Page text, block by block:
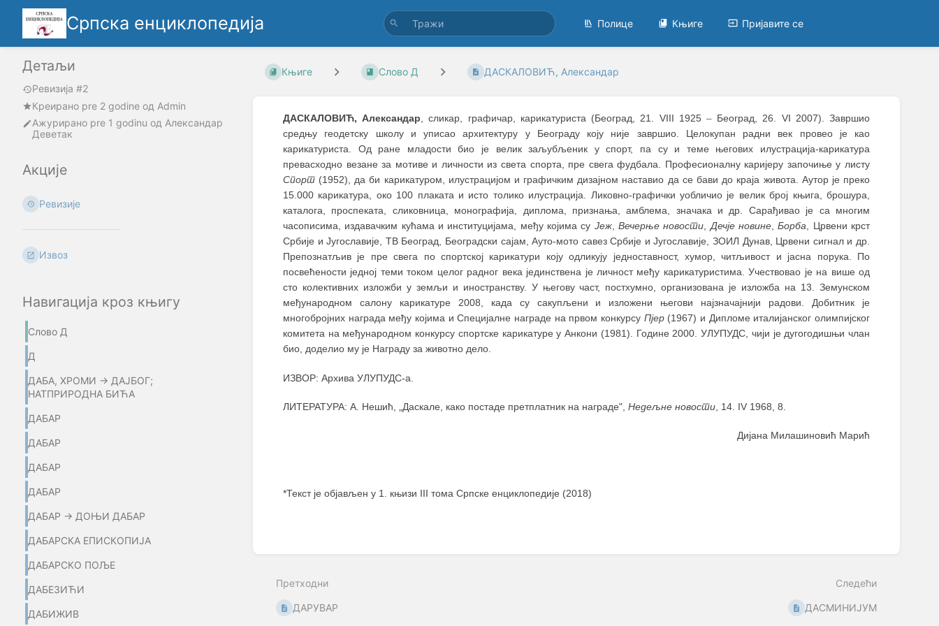
Српска енциклопедија Полице Књиге Пријавите се
Детаљи
Ревизија #2
Креирано pre 2 godine oд Admin
Ажурирано pre 1 godinu од Александар
Деветак
Акције
Ревизије
Извоз
Навигација кроз књигу
Слово Д
Д
ДАБА, ХРОМИ → ДАЈБОГ;
НАТПРИРОДНА БИЋА
ДАБАР
ДАБАР
ДАБАР
ДАБАР
ДАБАР → ДОЊИ ДАБАР
ДАБАРСКА ЕПИСКОПИЈА
ДАБАРСКО ПОЉЕ
ДАБЕЗИЋИ
ДАБИЖИВ
Књиге Слово Д ДАСКАЛОВИЋ, Александар
ДАСКАЛОВИЋ, Александар, сликар, графичар, карикатуриста (Београд, 21. VIII 1925 –Београд, 26. VI 2007). Завршио
средњу геодетску школу и уписао архитектуру у Београду коју није завршио. Целокупан радни век провео је као
карикатуриста. Од ране младости био је велик заљубљеник у спорт, па су и теме његових илустрација-карикатура
превасходно везане за мотиве и личности из света спорта, пре свега фудбала. Професионалну каријеру започиње у листу
Спорт (1952), да би карикатуром, илустрацијом и графичким дизајном наставио да се бави до краја живота. Аутор је преко
15.000 карикатура, око 100 плаката и исто толико илустрација. Ликовно-графички уобличио је велик број књига, брошура,
каталога, проспеката, сликовница, монографија, диплома, признања, амблема, значака и др. Сарађивао је са многим
часописима, издавачким кућама и институцијама, међу којима су Јеж,Вечерње новости,Дечје новине,Борба, Црвени крст
Србије и Југославије, ТВ Београд, Београдски сајам, Ауто-мото савез Србије и Југославије, ЗОИЛ Дунав, Црвени сигнал и др.
Препознатљив је пре свега по спортској карикатури коју одликују једноставност, хумор, читљивост и јасна порука. По
посвећености једној теми током целог радног века јединствена је личност међу карикатуристима. Учествовао је на више од
сто колективних изложби у земљи и иностранству. У његову част, постхумно, организована је изложба на 13. Земунском
међународном салону карикатуре 2008, када су сакупљени и изложени његови најзначајнији радови. Добитник је
многобројних награда међу којима и Специјалне награде на првом конкурсу Пјер(1967) и Дипломе италијанског олимпијског
комитета на међународном конкурсу спортске карикатуре у Анкони (1981). Године 2000. УЛУПУДС, чији је дугогодишњи члан
био, доделио му је Награду за животно дело.
ИЗВОР: Архива УЛУПУДС-а.
ЛИТЕРАТУРА: А. Нешић, „Даскале, како постаде претплатник на награде", Недељне новости , 14. IV 1968, 8.
Дијана Милашиновић Марић
*Текст је објављен у 1. књизи III тома Српске енциклопедије (2018)
mode
Претходни
ДАРУВАР
Следећи
ДАСМИНИЈУМ